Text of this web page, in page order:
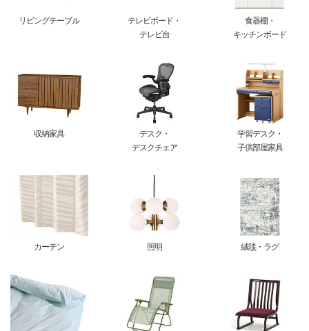
リビングテーブル
テレビボード・
テレビ台
食器棚・
キッチンボード
収納家具
デスク・
デスクチェア
学習デスク・
子供部屋家具
カーテン 照明 絨毯・ラグ